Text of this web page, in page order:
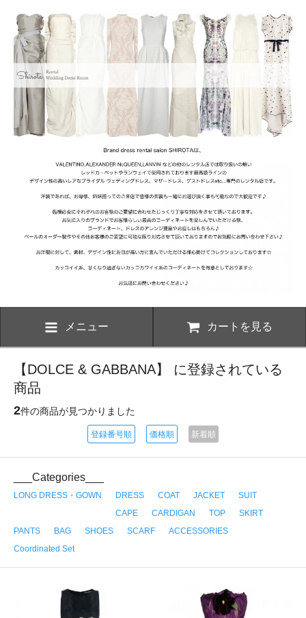
メニュー カートを見る
【DOLCE & GABBANA】 に登録されている
商品
2件の商品が見つかりました
登録番号順 価格順 新着順
___Categories___
LONG DRESS・GOWN DRESS COAT JACKET
SUIT
CAPE
CARDIGAN TOP
SKIRT
PANTS
BAG SHOES SCARF
ACCESSORIES
Coordinated Set